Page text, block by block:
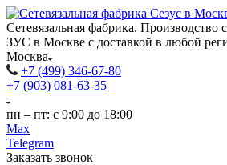
Сетевязальная фабрика. Производство
ЗУС в Москве с доставкой в любой
Москва
+7 (499) 346-67-80
+7 (903) 081-63-35
пн – пт: с 9:00 до 18:00
Max
Telegram
Заказать звонок